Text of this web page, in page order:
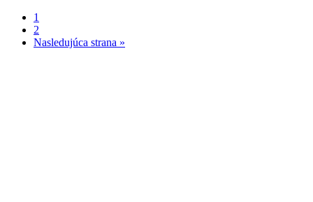
1
2
Nasledujúca strana »